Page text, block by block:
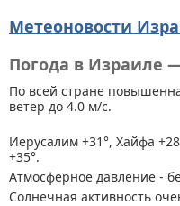
Метеоновости
Погода в Израиле
По всей стране
ветер до 4.0 м/с.
Иерусалим +31°, Хайфа
+35°.
Атмосферное давление -
Солнечная активность